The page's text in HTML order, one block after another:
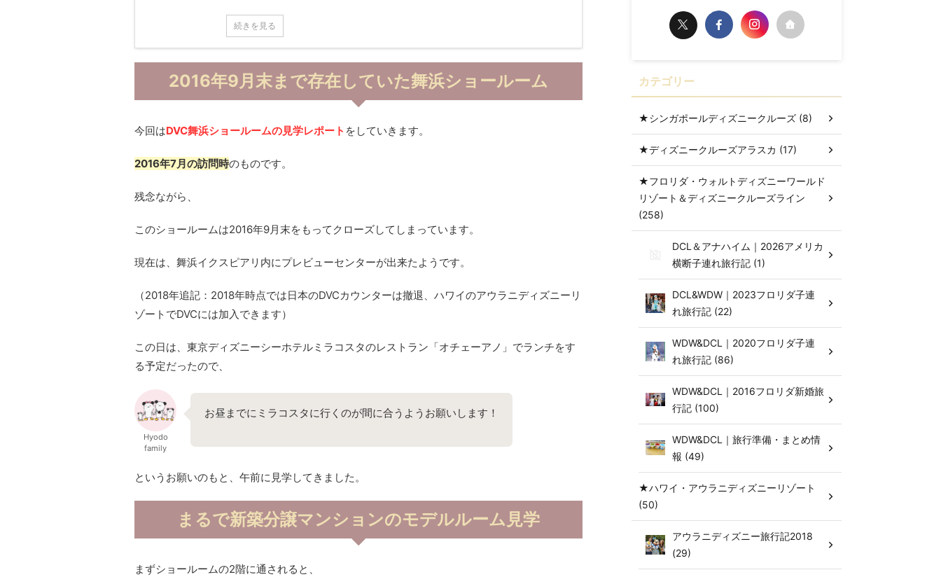
続きを見る
2016年9月末まで存在していた舞浜ショールーム
今回はDVC舞浜ショールームの見学レポート をしていきます。
2016年7月の訪問時のものです。
残念ながら、
このショールームは2016年9月末をもってクローズしてしまっています。
現在は、舞浜イクスピアリ内にプレビューセンターが出来たようです。
（2018年追記：2018年時点では日本のDVCカウンターは撤退、ハワイのアウラニディズニーリ
ゾートでDVCには加入できます）
この日は、東京ディズニーシーホテルミラコスタのレストラン「オチェーアノ」でランチをす
る予定だったので、
Hyodo
family
お昼までにミラコスタに行くのが間に合うようお願いします！
というお願いのもと、午前に見学してきました。
まるで新築分譲マンションのモデルルーム見学
まずショールームの2階に通されると、
カテゴリー
★シンガポールディズニークルーズ (8)
★ディズニークルーズアラスカ (17)
★フロリダ・ウォルトディズニーワールド
リゾート＆ディズニークルーズライン
(258)
DCL＆アナハイム｜2026アメリカ
横断子連れ旅行記 (1)
DCL&WDW｜2023フロリダ子連
れ旅行記 (22)
WDW&DCL｜2020フロリダ子連
れ旅行記 (86)
WDW&DCL｜2016フロリダ新婚旅
行記 (100)
WDW&DCL｜旅行準備・まとめ情
報 (49)
★ハワイ・アウラニディズニーリゾート
(50)
アウラニディズニー旅行記2018
(29)